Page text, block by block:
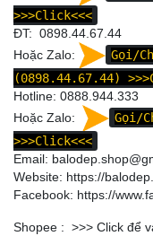
>>>Click<<<
ĐT: 0898.44.67.44
Hoặc Zalo:
Gọi/
(0898.44.67.44)
Hotline: 0888.944.333
Hoặc Zalo:
Gọi/
>>>Click<<<
Email:
Website: https://
Facebook: https://
Shopee : >>> Click để